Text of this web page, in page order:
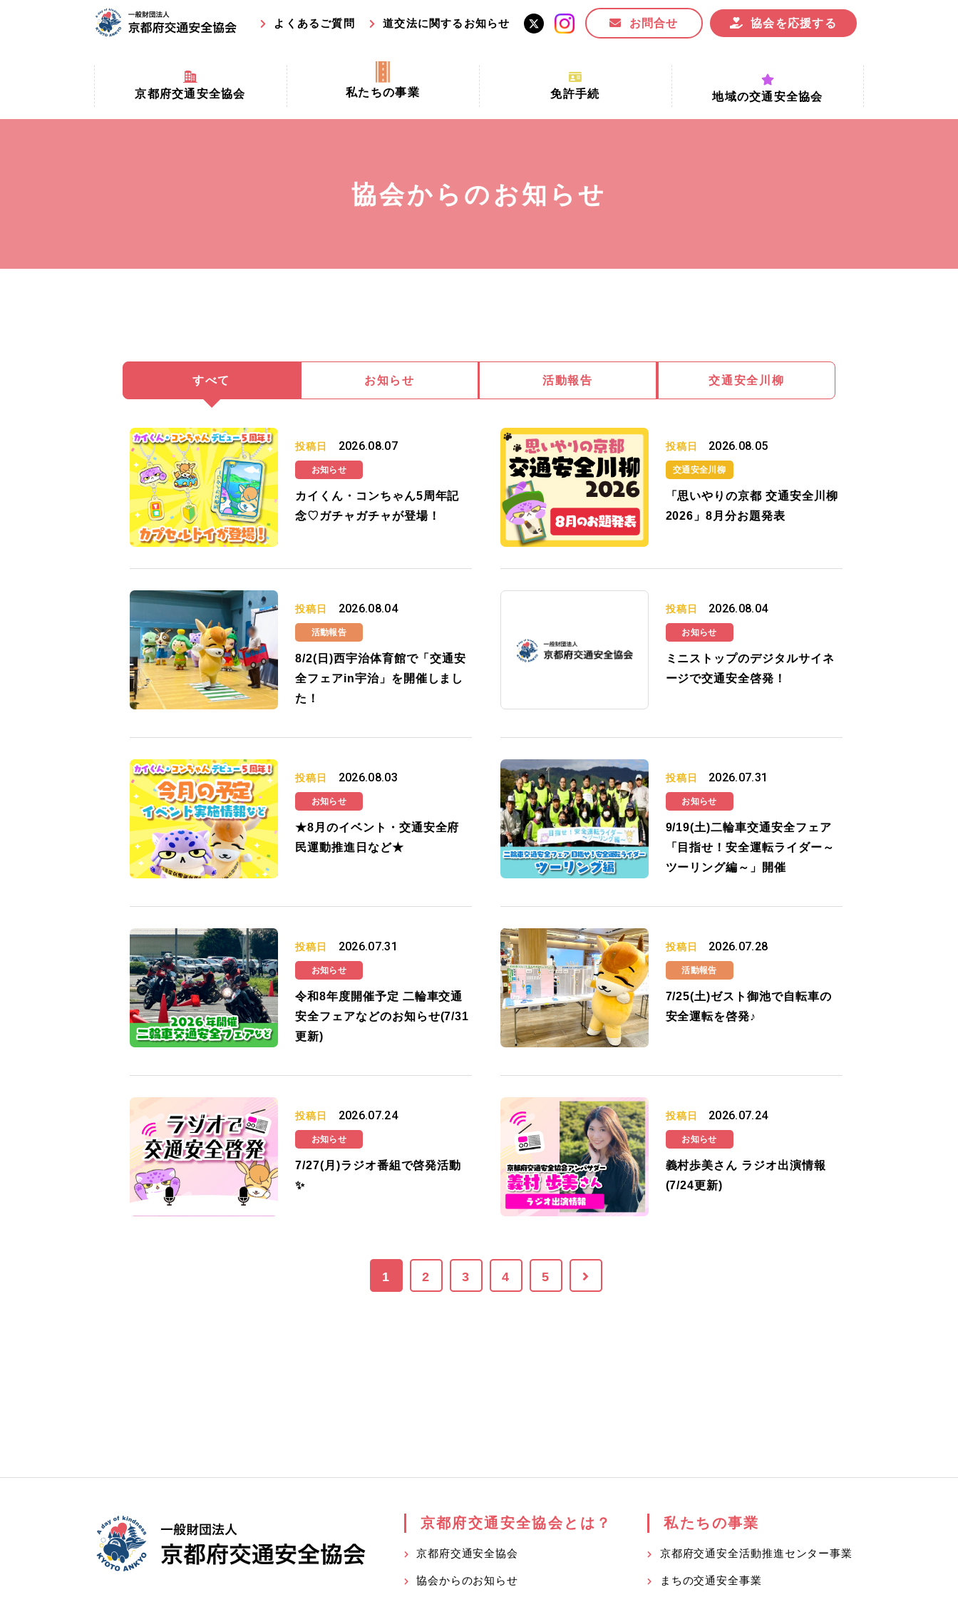
よくあるご質問 道交法に関するお知らせ お問合せ 協会を応援する
京都府交通安全協会
京都府交通安全協会とは？
私たちの事業
京都府交通安全活動推進センター事業
交通安全協力金の活用事業
免許手続
手続場所の対象者及び受付時間
講習時間
地域の交通安全協会
協会からのお知らせ
すべて お知らせ 活動報告 交通安全川柳
投稿日 2026.08.07
お知らせ
カイくん・コンちゃん5周年記
念♡ガチャガチャが登場！
投稿日 2026.08.05
交通安全川柳
「思いやりの京都 交通安全川柳
2026」8月分お題発表
投稿日 2026.08.04
活動報告
8/2(日)西宇治体育館で「交通安
全フェアin宇治」を開催しまし
た！
投稿日 2026.08.04
お知らせ
ミニストップのデジタルサイネ
ージで交通安全啓発！
投稿日 2026.08.03
お知らせ
★8月のイベント・交通安全府
民運動推進日など★
投稿日 2026.07.31
お知らせ
9/19(土)二輪車交通安全フェア
「目指せ！安全運転ライダー～
ツーリング編～」開催
投稿日 2026.07.31
お知らせ
令和8年度開催予定 二輪車交通
安全フェアなどのお知らせ(7/31
更新)
投稿日 2026.07.28
活動報告
7/25(土)ゼスト御池で自転車の
安全運転を啓発♪
投稿日 2026.07.24
お知らせ
7/27(月)ラジオ番組で啓発活動
✨
投稿日 2026.07.24
お知らせ
義村歩美さん ラジオ出演情報
(7/24更新)
1 2 3 4 5
京都府交通安全協会とは？
京都府交通安全協会
協会からのお知らせ
私たちの事業
京都府交通安全活動推進センター事業
まちの交通安全事業